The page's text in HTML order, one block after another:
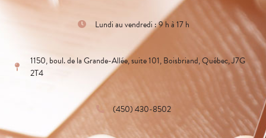
Lundi au vendredi : 9 h à 17 h
1150, boul. de la Grande-Allée, suite 101, Boisbriand, Québec, J7G
2T4
(450) 430-8502